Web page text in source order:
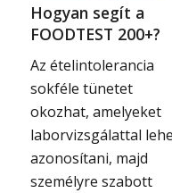
Hogyan segít a
FOODTEST 200+?
Az ételintolerancia
sokféle tünetet
okozhat, amelyeket
laborvizsgálattal
azonosítani, majd
személyre szabott